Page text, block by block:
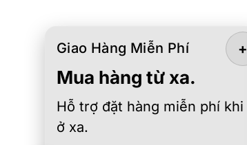
Giao Hàng Miễn Phí
Mua hàng từ xa.
Hỗ trợ đặt hàng miễn phí khi
ở xa.
+